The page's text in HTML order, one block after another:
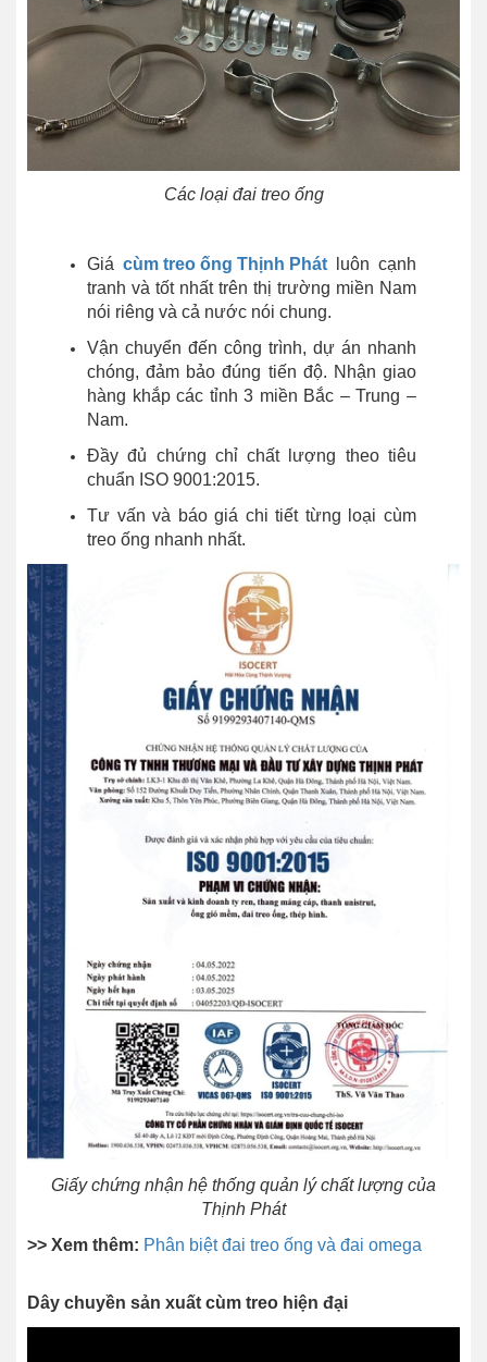
Các loại đai treo ống
Giá cùm treo ống Thịnh Phát luôn cạnh
tranh và tốt nhất trên thị trường miền Nam
nói riêng và cả nước nói chung.
Vận chuyển đến công trình, dự án nhanh
chóng, đảm bảo đúng tiến độ. Nhận giao
hàng khắp các tỉnh 3 miền Bắc – Trung –
Nam.
Đầy đủ chứng chỉ chất lượng theo tiêu
chuẩn ISO 9001:2015.
Tư vấn và báo giá chi tiết từng loại cùm
treo ống nhanh nhất.
Giấy chứng nhận hệ thống quản lý chất lượng của
Thịnh Phát
>> Xem thêm: Phân biệt đai treo ống và đai omega
Dây chuyền sản xuất cùm treo hiện đại